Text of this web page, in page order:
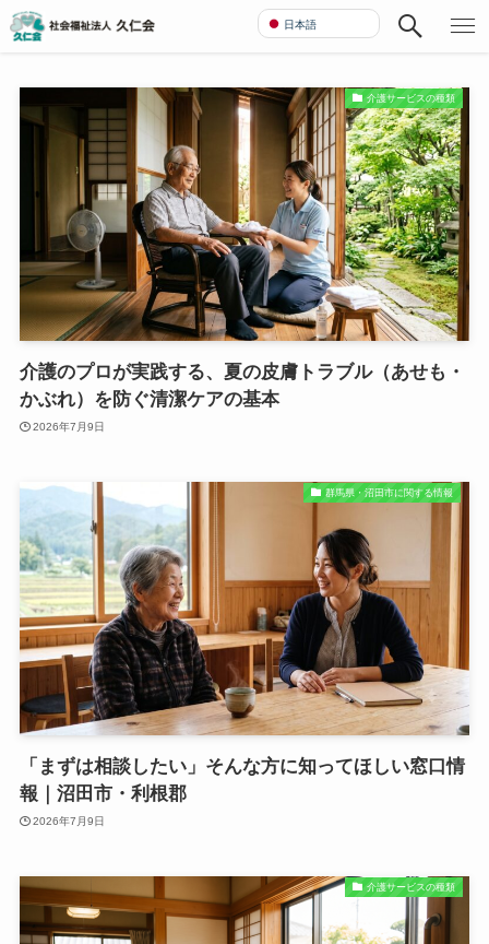
介護サービスの種類
介護のプロが実践する、夏の皮膚トラブル（あせも・
かぶれ）を防ぐ清潔ケアの基本
2026年7月9日
群馬県・沼田市に関する情報
「まずは相談したい」そんな方に知ってほしい窓口情
報｜沼田市・利根郡
2026年7月9日
介護サービスの種類
日本語